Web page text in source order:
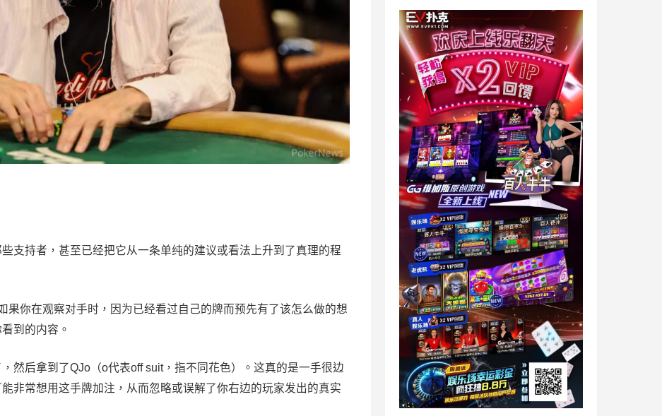
支持者，甚至已经把它从一条单纯的建议或看法上升到了真理的程
果你在观察对手时，因为已经看过自己的牌而预先有了该怎么做的想
到的内容。
然后拿到了QJo（o代表off suit，指不同花色）。这真的是一手很边
非常想用这手牌加注，从而忽略或误解了你右边的玩家发出的真实